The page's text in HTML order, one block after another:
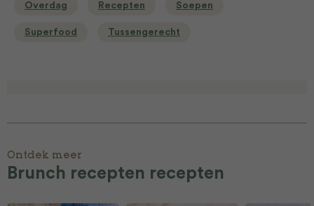
Overdag Recepten Soepen
Superfood Tussengerecht
Ontdek meer
Brunch recepten recepten